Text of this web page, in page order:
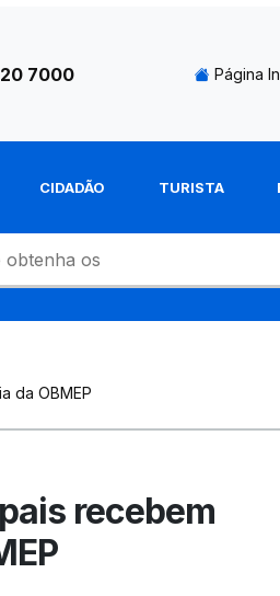
7000 Página
CIDADÃO TURISTA
da OBMEP
recebem